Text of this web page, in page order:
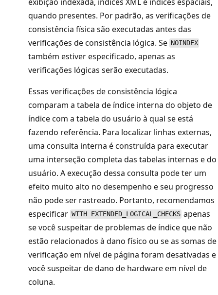
quando presentes. Por padrão, as verificações de
consistência física são executadas antes das
verificações de consistência lógica. Se NOINDEX
também estiver especificado, apenas as
verificações lógicas serão executadas.
Essas verificações de consistência lógica
comparam a tabela de índice interna do objeto de
índice com a tabela do usuário à qual se está
fazendo referência. Para localizar linhas externas,
uma consulta interna é construída para executar
uma interseção completa das tabelas internas e do
usuário. A execução dessa consulta pode ter um
efeito muito alto no desempenho e seu progresso
não pode ser rastreado. Portanto, recomendamos
especificar WITH EXTENDED_LOGICAL_CHECKS apenas
se você suspeitar de problemas de índice que não
estão relacionados à dano físico ou se as somas de
verificação em nível de página foram desativadas e
você suspeitar de dano de hardware em nível de
coluna.